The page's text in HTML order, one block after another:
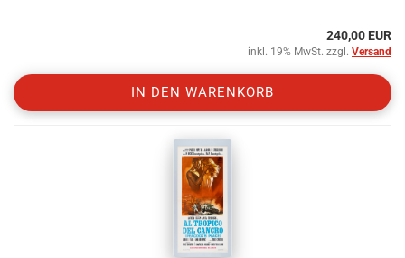
240,00 EUR
inkl. 19% MwSt. zzgl. Versand
IN DEN WARENKORB